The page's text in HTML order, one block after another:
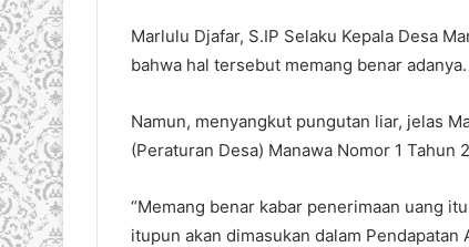
Marlulu Djafar, S.IP Selaku Kepala Desa
bahwa hal tersebut memang benar adanya.
Namun, menyangkut pungutan liar, jelas
(Peraturan Desa) Manawa Nomor 1 Tahun
“Memang benar kabar penerimaan uang
itupun akan dimasukan dalam Pendapatan